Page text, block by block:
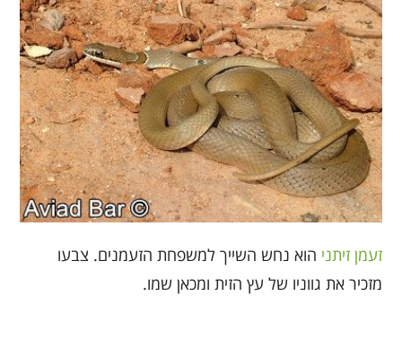
זעמן זיתני הוא נחש השייך למשפחת הזעמנים. צבעו
מזכיר את גווניו של עץ הזית ומכאן שמו.